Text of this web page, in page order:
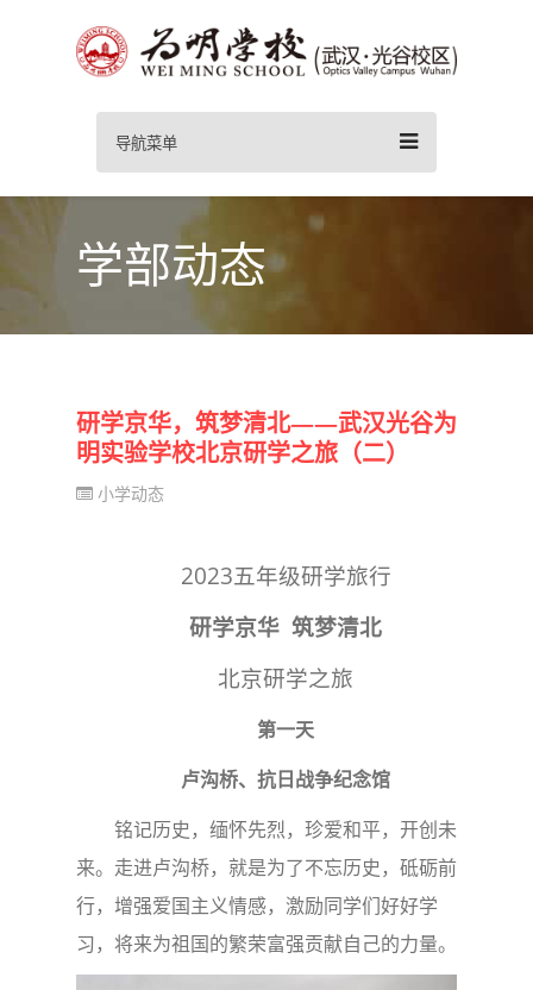
导航菜单
学部动态
研学京华，筑梦清北——武汉光谷为
明实验学校北京研学之旅（二）
小学动态
2023五年级研学旅行
研学京华 筑梦清北
北京研学之旅
第一天
卢沟桥、抗日战争纪念馆
铭记历史，缅怀先烈，珍爱和平，开创未
来。走进卢沟桥，就是为了不忘历史，砥砺前
行，增强爱国主义情感，激励同学们好好学
习，将来为祖国的繁荣富强贡献自己的力量。